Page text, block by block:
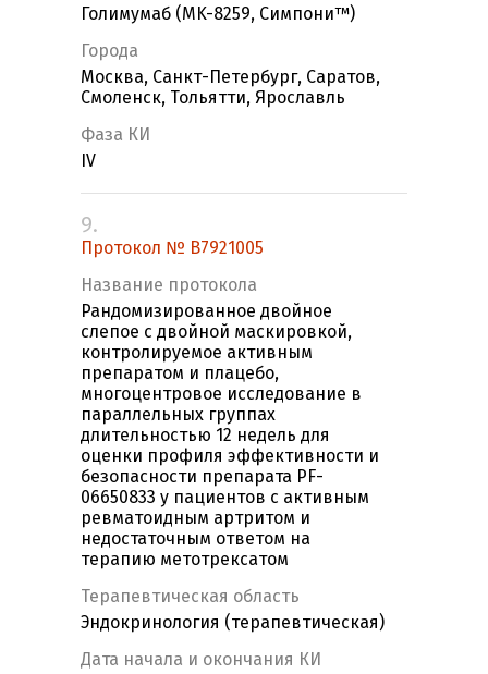
Голимумаб (MK-8259, Симпони™)
Города
Москва, Санкт-Петербург, Саратов,
Смоленск, Тольятти, Ярославль
Фаза КИ
IV
9.
Протокол № B7921005
Название протокола
Рандомизированное двойное
слепое с двойной маскировкой,
контролируемое активным
препаратом и плацебо,
многоцентровое исследование в
параллельных группах
длительностью 12 недель для
оценки профиля эффективности и
безопасности препарата PF-
06650833 у пациентов с активным
ревматоидным артритом и
недостаточным ответом на
терапию метотрексатом
Терапевтическая область
Эндокринология (терапевтическая)
Дата начала и окончания КИ